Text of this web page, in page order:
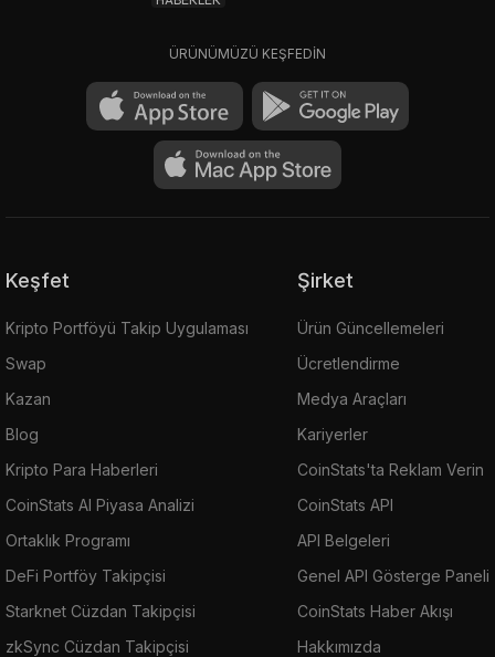
ÜRÜNÜMÜZÜ KEŞFEDİN
Keşfet
Kripto Portföyü Takip Uygulaması
Swap
Kazan
Blog
Kripto Para Haberleri
CoinStats AI Piyasa Analizi
Ortaklık Programı
DeFi Portföy Takipçisi
Starknet Cüzdan Takipçisi
zkSync Cüzdan Takipçisi
Şirket
Ürün Güncellemeleri
Ücretlendirme
Medya Araçları
Kariyerler
CoinStats'ta Reklam Verin
CoinStats API
API Belgeleri
Genel API Gösterge Paneli
CoinStats Haber Akışı
Hakkımızda